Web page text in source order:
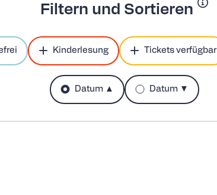
Filtern und Sortieren
Kinderlesung Tickets verfügbar
Datum ▲ Datum ▼